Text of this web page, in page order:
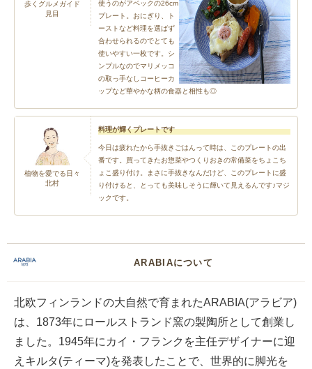
歩くグルメガイド
見目
使うのがアベックの26cm
プレート。おにぎり、ト
ーストなど料理を選ばず
合わせられるのでとても
使いやすい一枚です。シ
ンプルなのでマリメッコ
の取っ手なしコーヒーカ
ップなど華やかな柄の食器と相性も◎
植物を愛でる日々
北村
料理が輝くプレートです
今日は疲れたから手抜きごはんって時は、このプレートの出
番です。買ってきたお惣菜やつくりおきの常備菜をちょこち
ょこ盛り付け。まさに手抜きなんだけど、このプレートに盛
り付けると、とっても美味しそうに輝いて見えるんです♪マジ
ックです。
ARABIAについて
北欧フィンランドの大自然で育まれたARABIA(アラビア)
は、1873年にロールストランド窯の製陶所として創業し
ました。1945年にカイ・フランクを主任デザイナーに迎
えキルタ(ティーマ)を発表したことで、世界的に脚光を